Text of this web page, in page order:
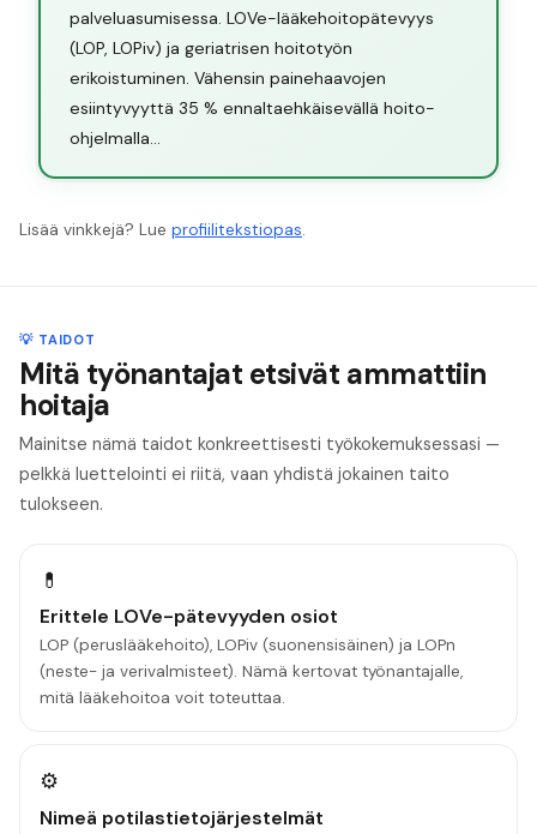
palveluasumisessa. LOVe-lääkehoitopätevyys
(LOP, LOPiv) ja geriatrisen hoitotyön
erikoistuminen. Vähensin painehaavojen
esiintyvyyttä 35 % ennaltaehkäisevällä hoito-
ohjelmalla...
Lisää vinkkejä? Lue profiilitekstiopas.
💡 TAIDOT
Mitä työnantajat etsivät ammattiin
hoitaja
Mainitse nämä taidot konkreettisesti työkokemuksessasi —
pelkkä luettelointi ei riitä, vaan yhdistä jokainen taito
tulokseen.
💊
Erittele LOVe-pätevyyden osiot
LOP (peruslääkehoito), LOPiv (suonensisäinen) ja LOPn
(neste- ja verivalmisteet). Nämä kertovat työnantajalle,
mitä lääkehoitoa voit toteuttaa.
⚙️
Nimeä potilastietojärjestelmät